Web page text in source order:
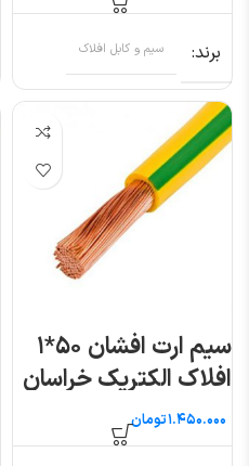
برند سیم و کابل افلاک
سیم ارت افشان ۵۰*۱
افلاک الکتریک خراسان
تومان